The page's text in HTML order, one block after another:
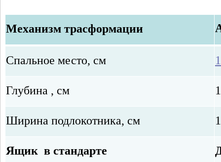
Механизм трасформации
Спальное место, см
Глубина , см
Ширина подлокотника, см
Ящик в стандарте